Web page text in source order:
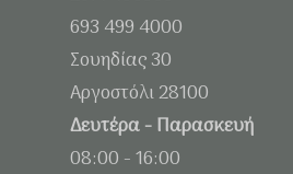
693 499 4000
Σουηδίας 30
Αργοστόλι 28100
Δευτέρα - Παρασκευή
08:00 - 16:00